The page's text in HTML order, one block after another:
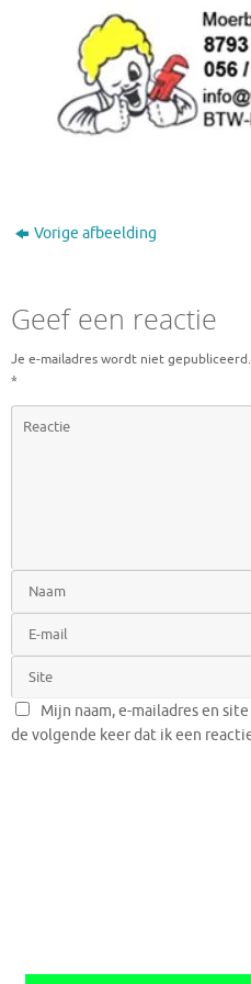
Vorige afbeelding
Geef een reactie
Je e-mailadres wordt niet gepubliceerd.
*
Mijn naam, e-mailadres en
de volgende keer dat ik een